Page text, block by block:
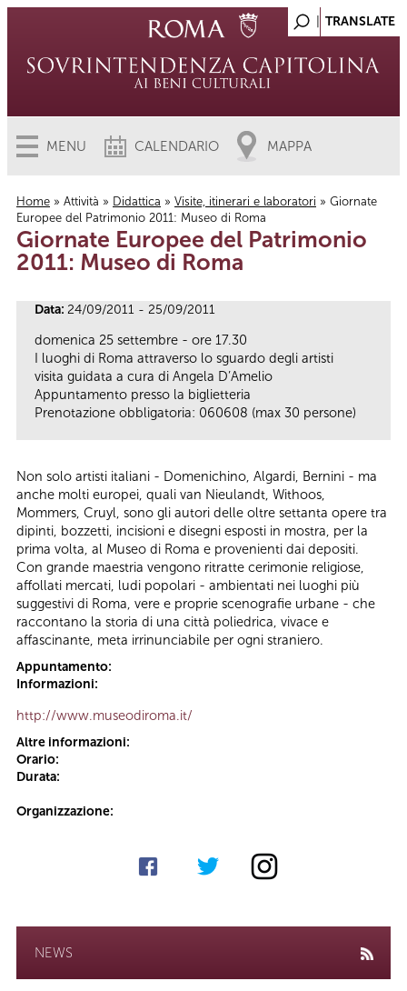
MENU CALENDARIO MAPPA
Tu sei qui
Home » Attività » Didattica » Visite, itinerari e laboratori » Giornate
Europee del Patrimonio 2011: Museo di Roma
Giornate Europee del Patrimonio
2011: Museo di Roma
Data: 24/09/2011 - 25/09/2011
domenica 25 settembre - ore 17.30
I luoghi di Roma attraverso lo sguardo degli artisti
visita guidata a cura di Angela D’Amelio
Appuntamento presso la biglietteria
Prenotazione obbligatoria: 060608 (max 30 persone)
Non solo artisti italiani - Domenichino, Algardi, Bernini - ma
anche molti europei, quali van Nieulandt, Withoos,
Mommers, Cruyl, sono gli autori delle oltre settanta opere tra
dipinti, bozzetti, incisioni e disegni esposti in mostra, per la
prima volta, al Museo di Roma e provenienti dai depositi.
Con grande maestria vengono ritratte cerimonie religiose,
affollati mercati, ludi popolari - ambientati nei luoghi più
suggestivi di Roma, vere e proprie scenografie urbane - che
raccontano la storia di una città poliedrica, vivace e
affascinante, meta irrinunciabile per ogni straniero.
Appuntamento:
Informazioni:
http://www.museodiroma.it/
Altre informazioni:
Orario:
Durata:
Organizzazione:
NEWS